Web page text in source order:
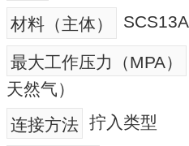
材料（主体）
最大工作压力（MPA）
天然气）
连接方法 拧入类型